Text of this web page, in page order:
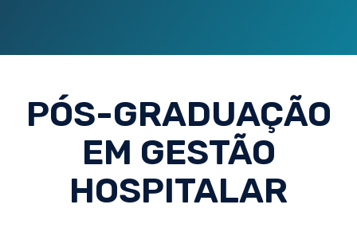
PÓS-GRADUAÇÃO
EM GESTÃO
HOSPITALAR